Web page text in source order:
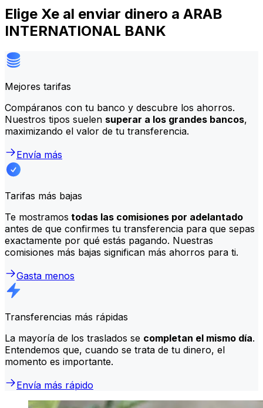
Elige Xe al enviar dinero a ARAB
INTERNATIONAL BANK
Mejores tarifas
Compáranos con tu banco y descubre los ahorros.
Nuestros tipos suelen superar a los grandes bancos,
maximizando el valor de tu transferencia.
Envía más
Tarifas más bajas
Te mostramos todas las comisiones por adelantado
antes de que confirmes tu transferencia para que sepas
exactamente por qué estás pagando. Nuestras
comisiones más bajas significan más ahorros para ti.
Gasta menos
Transferencias más rápidas
La mayoría de los traslados se completan el mismo día.
Entendemos que, cuando se trata de tu dinero, el
momento es importante.
Envía más rápido